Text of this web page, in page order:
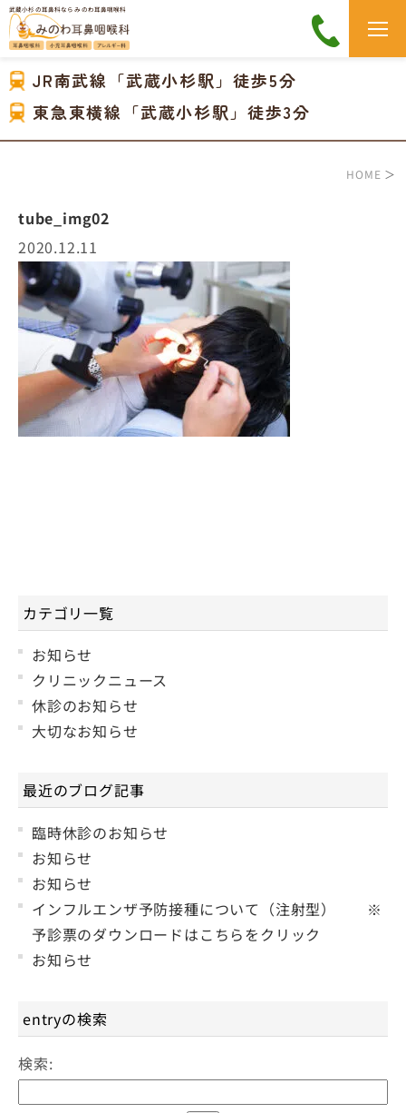
武蔵小杉の耳鼻科なら みのわ耳鼻咽喉科
JR南武線「武蔵小杉駅」徒歩5分
東急東横線「武蔵小杉駅」徒歩3分
HOME ＞
tube_img02
2020.12.11
カテゴリ一覧
お知らせ
クリニックニュース
休診のお知らせ
大切なお知らせ
最近のブログ記事
臨時休診のお知らせ
お知らせ
お知らせ
インフルエンザ予防接種について（注射型） ※
予診票のダウンロードはこちらをクリック
お知らせ
entryの検索
検索: